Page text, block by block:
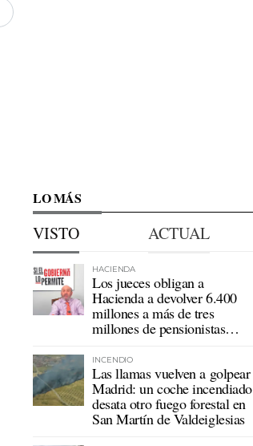
LO MÁS
VISTO ACTUAL
HACIENDA
Los jueces obligan a
Hacienda a devolver 6.400
millones a más de tres
millones de pensionistas
INCENDIO
Las llamas vuelven a golpear
Madrid: un coche incendiado
desata otro fuego forestal en
San Martín de Valdeiglesias